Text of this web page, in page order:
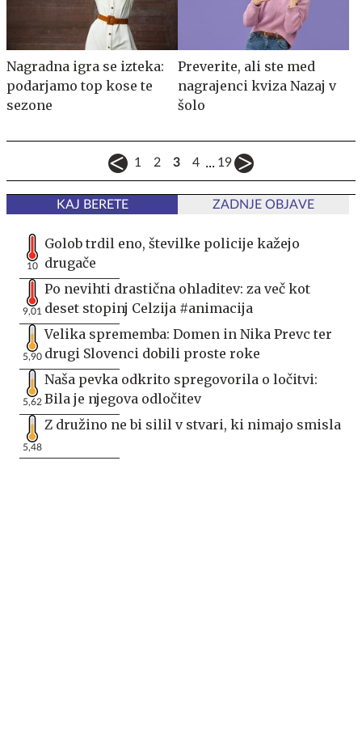
Nagradna igra se izteka:
podarjamo top kose te
sezone
Preverite, ali ste med
nagrajenci kviza Nazaj v
šolo
1 2 3 4 ... 19
KAJ BERETE ZADNJE OBJAVE
10
Golob trdil eno, številke policije kažejo
drugače
9,01
Po nevihti drastična ohladitev: za več kot
deset stopinj Celzija #animacija
5,90
Velika sprememba: Domen in Nika Prevc ter
drugi Slovenci dobili proste roke
5,62
Naša pevka odkrito spregovorila o ločitvi:
Bila je njegova odločitev
5,48
Z družino ne bi silil v stvari, ki nimajo smisla